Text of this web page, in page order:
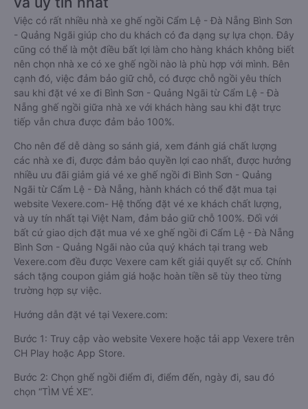
Việc có rất nhiều nhà xe ghế ngồi Cẩm Lệ - Đà Nẵng Bình Sơn
- Quảng Ngãi giúp cho du khách có đa dạng sự lựa chọn. Đây
cũng có thể là một điều bất lợi làm cho hàng khách không biết
nên chọn nhà xe có xe ghế ngồi nào là phù hợp với mình. Bên
cạnh đó, việc đảm bảo giữ chỗ, có được chỗ ngồi yêu thích
sau khi đặt vé xe đi Bình Sơn - Quảng Ngãi từ Cẩm Lệ - Đà
Nẵng ghế ngồi giữa nhà xe với khách hàng sau khi đặt trực
tiếp vẫn chưa được đảm bảo 100%.
Cho nên để dễ dàng so sánh giá, xem đánh giá chất lượng
các nhà xe đi, được đảm bảo quyền lợi cao nhất, được hưởng
nhiều ưu đãi giảm giá vé xe ghế ngồi đi Bình Sơn - Quảng
Ngãi từ Cẩm Lệ - Đà Nẵng, hành khách có thể đặt mua tại
website Vexere.com- Hệ thống đặt vé xe khách chất lượng,
và uy tín nhất tại Việt Nam, đảm bảo giữ chỗ 100%. Đối với
bất cứ giao dịch đặt mua vé xe ghế ngồi đi Cẩm Lệ - Đà Nẵng
Bình Sơn - Quảng Ngãi nào của quý khách tại trang web
Vexere.com đều được Vexere cam kết giải quyết sự cố. Chính
sách tặng coupon giảm giá hoặc hoàn tiền sẽ tùy theo từng
trường hợp sự việc.
Hướng dẫn đặt vé tại Vexere.com:
Bước 1: Truy cập vào website Vexere hoặc tải app Vexere trên
CH Play hoặc App Store.
Bước 2: Chọn ghế ngồi điểm đi, điểm đến, ngày đi, sau đó
chọn “TÌM VÉ XE”.